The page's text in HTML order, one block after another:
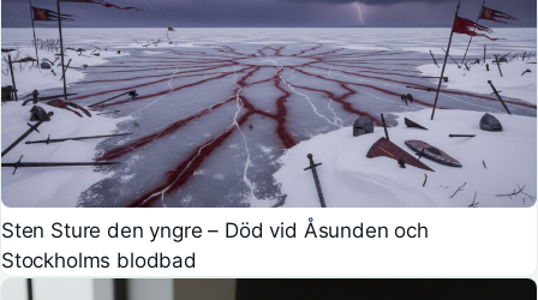
Sten Sture den yngre – Död vid Åsunden och
Stockholms blodbad